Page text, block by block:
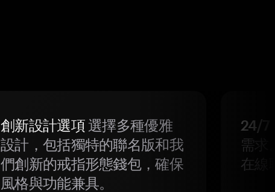
創新設計選項選擇多種優雅
設計，包括獨特的聯名版和我
們創新的戒指形態錢包，確保
風格與功能兼具。
24/7
需求
在線